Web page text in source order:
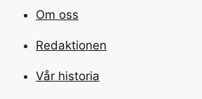
Om oss
Redaktionen
Vår historia